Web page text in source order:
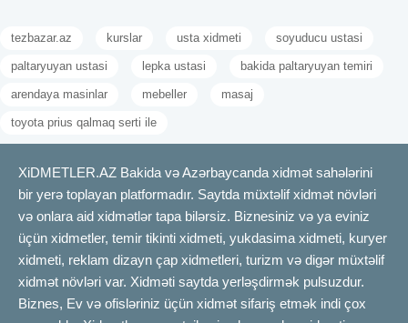
tezbazar.az kurslar usta xidmeti soyuducu ustasi
paltaryuyan ustasi lepka ustasi bakida paltaryuyan temiri
arendaya masinlar mebeller masaj
toyota prius qalmaq serti ile
XiDMETLER.AZ Bakida və Azərbaycanda xidmət sahələrini
bir yerə toplayan platformadır. Saytda müxtəlif xidmət növləri
və onlara aid xidmətlər tapa bilərsiz. Biznesiniz və ya eviniz
üçün xidmetler, temir tikinti xidmeti, yukdasima xidmeti, kuryer
xidmeti, reklam dizayn çap xidmetleri, turizm və digər müxtəlif
xidmət növləri var. Xidməti saytda yerləşdirmək pulsuzdur.
Biznes, Ev və ofisləriniz üçün xidmət sifariş etmək indi çox